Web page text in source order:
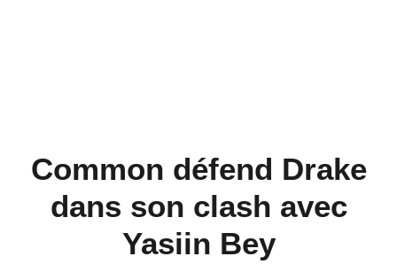
Common défend Drake
dans son clash avec
Yasiin Bey